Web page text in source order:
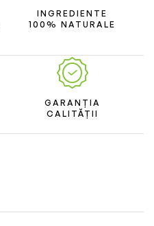
INGREDIENTE
100% NATURALE
GARANȚIA
CALITĂȚII